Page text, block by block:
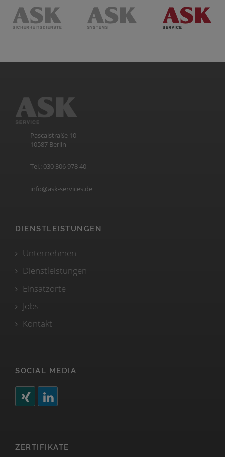
Pascalstraße 10
10587 Berlin
Tel.: 030 306 978 40
info@ask-services.de
DIENSTLEISTUNGEN
Unternehmen
Dienstleistungen
Einsatzorte
Jobs
Kontakt
SOCIAL MEDIA
ZERTIFIKATE